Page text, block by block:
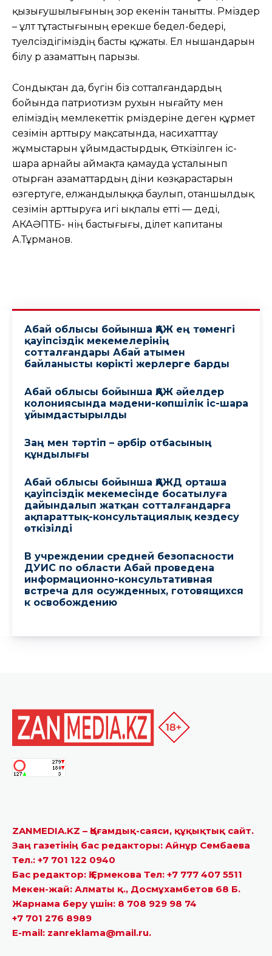
ZANMEDIA.KZ – Қоғамдық-саяси, құқықтық сайт.
Заң газетінің бас редакторы: Айнұр Сембаева
Тел.: +7 701 122 0940
Бас редактор: Қ.Ермекова Тел: +7 777 407 5511
Мекен-жай: Алматы қ., Досмұхамбетов 68 Б.
Жарнама беру үшін: 8 708 929 98 74
+7 701 276 8989
E-mail: zanreklama@mail.ru.